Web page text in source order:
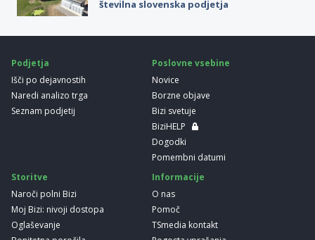
številna slovenska podjetja
Podjetja
Išči po dejavnostih
Naredi analizo trga
Seznam podjetij
Poslovne vsebine
Novice
Borzne objave
Bizi svetuje
BiziHELP
Dogodki
Pomembni datumi
Storitve
Naroči polni Bizi
Moj Bizi: nivoji dostopa
Oglaševanje
Informacije
O nas
Pomoč
TSmedia kontakt